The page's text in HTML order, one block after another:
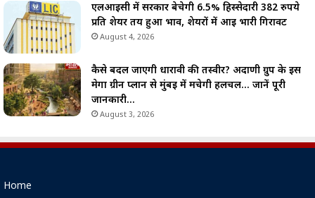
एलआईसी में सरकार बेचेगी 6.5% हिस्सेदारी 382 रुपये
प्रति शेयर तय हुआ भाव, शेयरों में आई भारी गिरावट
August 4, 2026
कैसे बदल जाएगी धारावी की तस्वीर? अदाणी ग्रुप के इस
मेगा ग्रीन प्लान से मुंबई में मचेगी हलचल… जानें पूरी
जानकारी…
August 3, 2026
Home